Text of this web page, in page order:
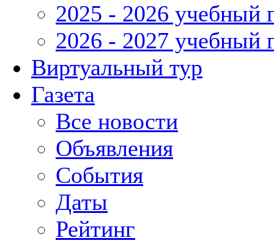
2025 - 2026 учебный
2026 - 2027 учебный
Виртуальный тур
Газета
Все новости
Объявления
События
Даты
Рейтинг